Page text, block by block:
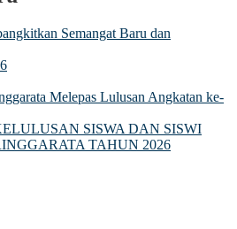
Semangat Baru dan
Melepas Lulusan Angkatan ke-
SISWA DAN SISWI
TAHUN 2026